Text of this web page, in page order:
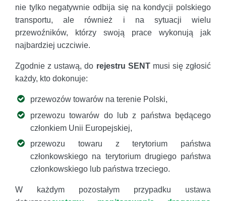
nie tylko negatywnie odbija się na kondycji polskiego
transportu, ale również i na sytuacji wielu
przewoźników, którzy swoją prace wykonują jak
najbardziej uczciwie.
Zgodnie z ustawą, do rejestru SENTmusi się zgłosić
każdy, kto dokonuje:
przewozów towarów na terenie Polski,
przewozu towarów do lub z państwa będącego
członkiem Unii Europejskiej,
przewozu towaru z terytorium państwa
członkowskiego na terytorium drugiego państwa
członkowskiego lub państwa trzeciego.
W każdym pozostałym przypadku ustawa